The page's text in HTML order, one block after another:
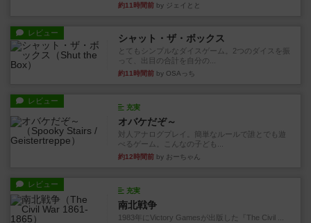
約11時間前 by ジェイとと
レビュー シャット・ザ・ボックス
とてもシンプルなダイスゲーム。2つのダイスを振
って、出目の合計を自分の...
約11時間前 by OSAっち
レビュー
充実
オバケだぞ～
対人アナログプレイ。簡単なルールで誰とでも遊
べるゲーム。こんなの子ども...
約12時間前 by おーちゃん
レビュー
充実
南北戦争
1983年にVictory Gamesが出版した『The Civil ...